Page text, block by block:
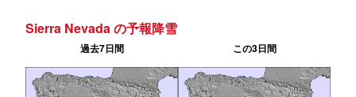
Sierra Nevada の予報降雪
過去7日間 この3日間